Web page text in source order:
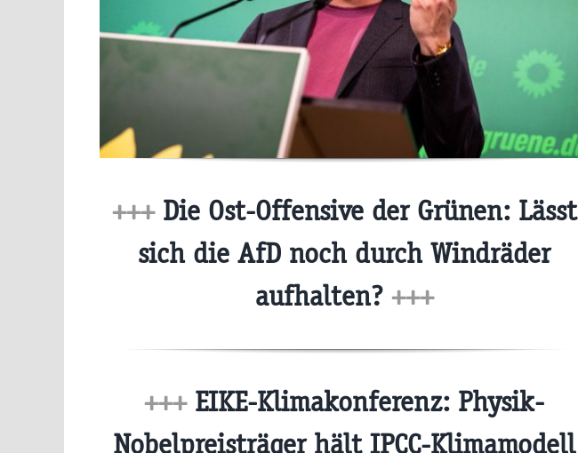
+++Die Ost-Offensive der Grünen: Lässt
sich die AfD noch durch Windräder
aufhalten? +++
+++EIKE-Klimakonferenz: Physik-
Nobelpreisträger hält IPCC-Klimamodell